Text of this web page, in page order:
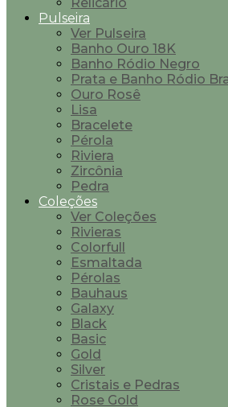
Pulseira
Ver Pulseira
Banho Ouro 18K
Banho Ródio Negro
Prata e Banho Ródio
Ouro Rosê
Lisa
Bracelete
Pérola
Riviera
Zircônia
Pedra
Coleções
Ver Coleções
Rivieras
Colorfull
Esmaltada
Pérolas
Bauhaus
Galaxy
Black
Basic
Gold
Silver
Cristais e Pedras
Rose Gold